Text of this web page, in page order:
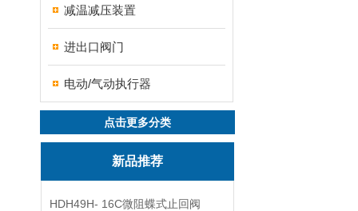
减温减压装置
进出口阀门
电动/气动执行器
点击更多分类
新品推荐
HDH49H- 16C微阻蝶式止回阀